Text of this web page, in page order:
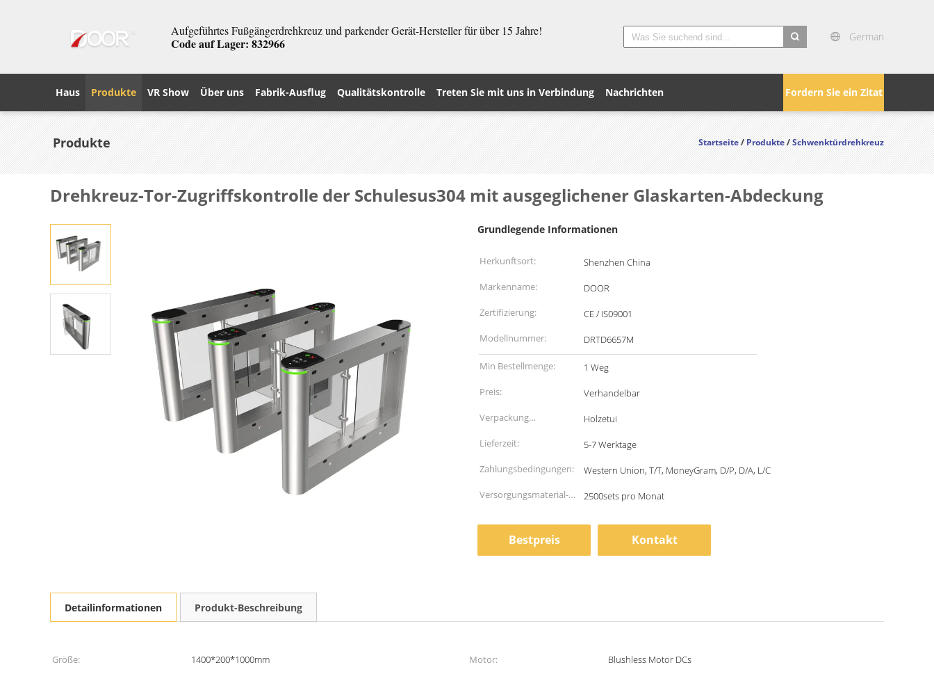
Aufgeführtes Fußgängerdrehkreuz und parkender Gerät-Hersteller für über 15 Jahre!
Code auf Lager: 832966 German
Fordern Sie ein Zitat
Haus Produkte VR Show Über uns Fabrik-Ausflug Qualitätskontrolle Treten Sie mit uns in Verbindung Nachrichten
Produkte Startseite/Produkte/Schwenktürdrehkreuz
Drehkreuz-Tor-Zugriffskontrolle der Schulesus304 mit ausgeglichener Glaskarten-Abdeckung
Grundlegende Informationen
Herkunftsort:
Shenzhen China
Markenname:
DOOR
Zertifizierung:
CE / IS09001
Modellnummer:
DRTD6657M
Min Bestellmenge:
1 Weg
Preis:
Verhandelbar
Verpackung
Informationen:
Holzetui
Lieferzeit:
5-7 Werktage
Zahlungsbedingungen:
Western Union, T/T, MoneyGram, D/P, D/A, L/C
Versorgungsmaterial-
2500sets pro Monat
Bestpreis Kontakt
Detailinformationen Produkt-Beschreibung
Größe: 1400*200*1000mm Motor:
Blushless Motor DCs